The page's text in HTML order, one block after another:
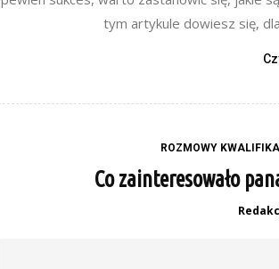
tym artykule dowiesz się,
ROZMOWY
Co zainteresowało